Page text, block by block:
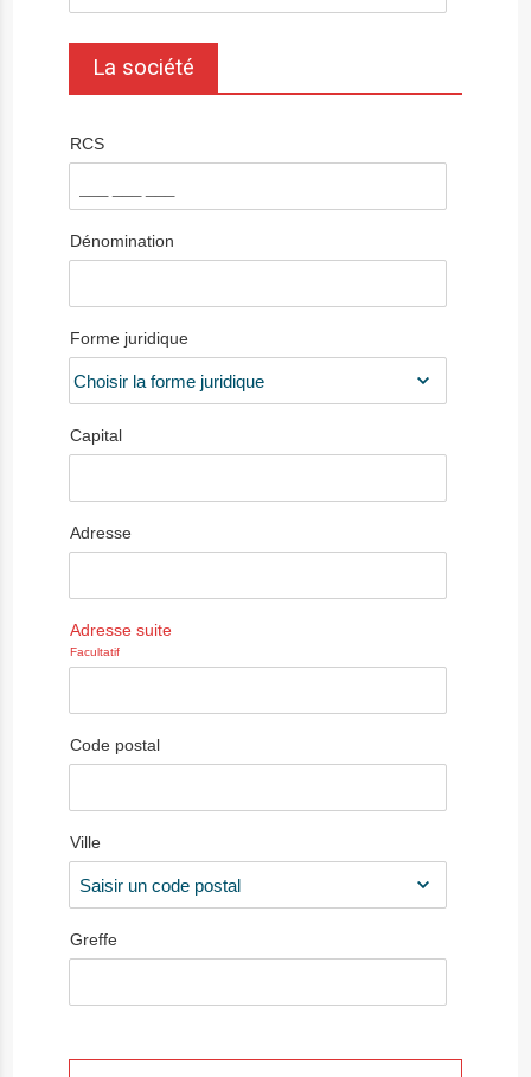
La société
RCS
Dénomination
Forme juridique
Capital
Adresse
Adresse suite
Facultatif
Code postal
Ville
Greffe